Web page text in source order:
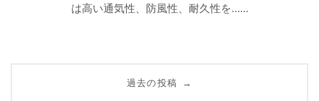
は高い通気性、防風性、耐久性を…...
過去の投稿 →